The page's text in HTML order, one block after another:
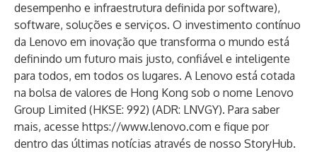
desempenho e infraestrutura definida por software),
software, soluções e serviços. O investimento contínuo
da Lenovo em inovação que transforma o mundo está
definindo um futuro mais justo, confiável e inteligente
para todos, em todos os lugares. A Lenovo está cotada
na bolsa de valores de Hong Kong sob o nome Lenovo
Group Limited (HKSE: 992) (ADR: LNVGY). Para saber
mais, acesse https://www.lenovo.com e fique por
dentro das últimas notícias através de nosso StoryHub.